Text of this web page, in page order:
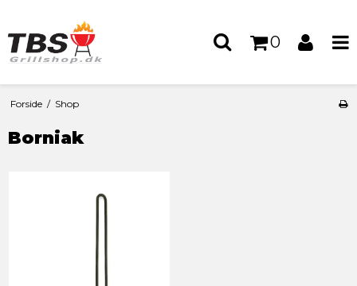
0
Forside / Shop
Borniak